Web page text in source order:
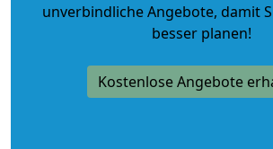
unverbindliche Angebote, damit
besser planen!
Kostenlose Angebote